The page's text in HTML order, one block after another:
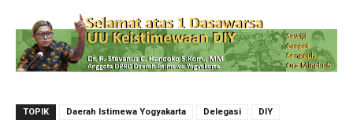
TOPIK Daerah Istimewa Yogyakarta Delegasi
DIY